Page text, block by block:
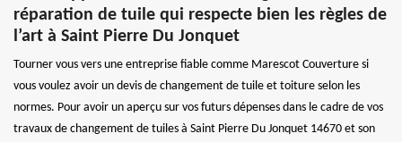
réparation de tuile qui respecte bien les règles de
l’art à Saint Pierre Du Jonquet
Tourner vous vers une entreprise fiable comme Marescot Couverture si
vous voulez avoir un devis de changement de tuile et toiture selon les
normes. Pour avoir un aperçu sur vos futurs dépenses dans le cadre de vos
travaux de changement de tuiles à Saint Pierre Du Jonquet 14670 et son